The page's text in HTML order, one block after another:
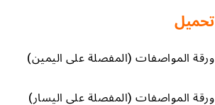
تحميل
ورقة المواصفات (المفصلة على اليمين)
ورقة المواصفات (المفصلة على اليسار)